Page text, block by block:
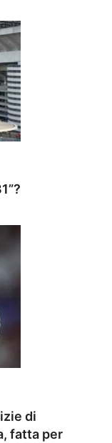
di
fatta per